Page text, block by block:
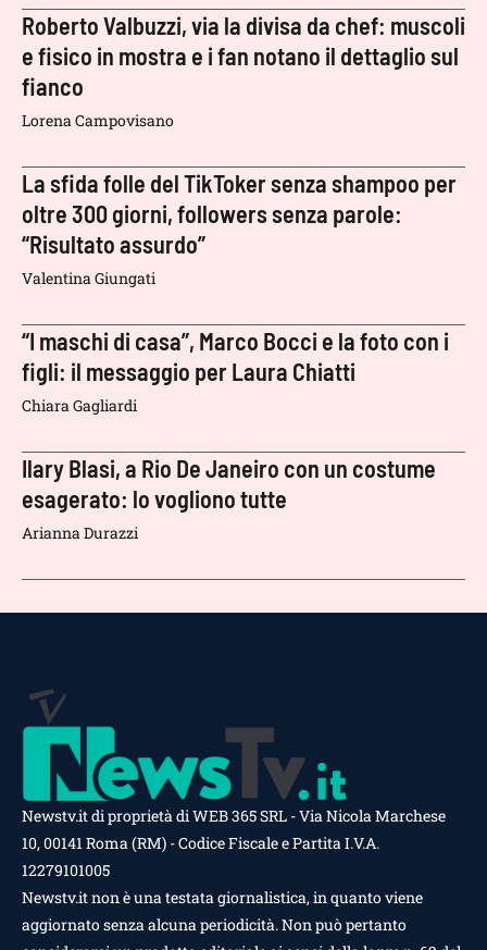
Roberto Valbuzzi, via la divisa da chef: muscoli
e fisico in mostra e i fan notano il dettaglio sul
fianco
Lorena Campovisano
La sfida folle del TikToker senza shampoo per
oltre 300 giorni, followers senza parole:
“Risultato assurdo”
Valentina Giungati
“I maschi di casa”, Marco Bocci e la foto con i
figli: il messaggio per Laura Chiatti
Chiara Gagliardi
Ilary Blasi, a Rio De Janeiro con un costume
esagerato: lo vogliono tutte
Arianna Durazzi
Newstv.it di proprietà di WEB 365 SRL - Via Nicola Marchese
10, 00141 Roma (RM) - Codice Fiscale e Partita I.V.A.
12279101005
Newstv.it non è una testata giornalistica, in quanto viene
aggiornato senza alcuna periodicità. Non può pertanto